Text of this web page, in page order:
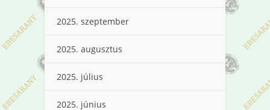
2025. szeptember
2025. augusztus
2025. július
2025. június